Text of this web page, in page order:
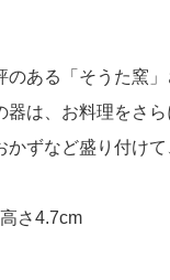
ある「そうた窯」
は、お料理をさら
ずなど盛り付け
さ4.7cm